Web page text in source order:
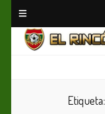
Etiqueta: